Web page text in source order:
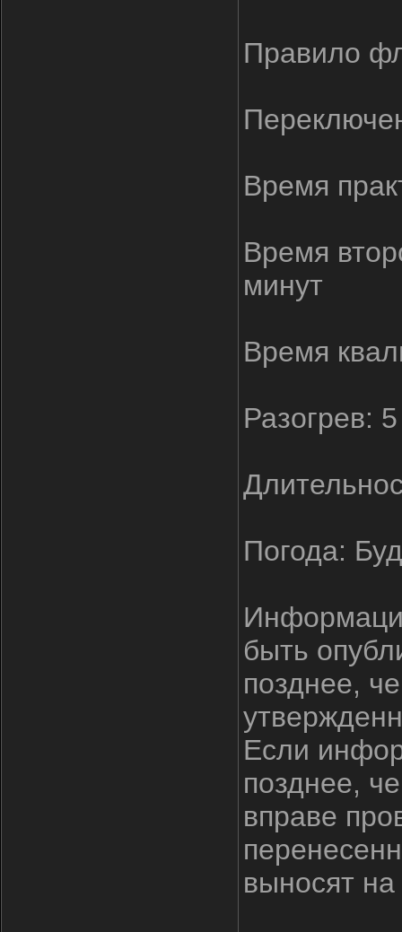
Правило
Время
Время
минут
Время
Разогрев:
Погода:
быть
позднее,
Если
позднее,
вправе
выносят